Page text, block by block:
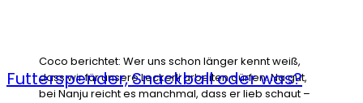
Coco berichtet: Wer uns schon länger kennt weiß,
dass wir für unsere Leckerli arbeiten dürfen. Na gut,
bei Nanju reicht es manchmal, dass er lieb schaut –
Futterspender, Snackball oder was?